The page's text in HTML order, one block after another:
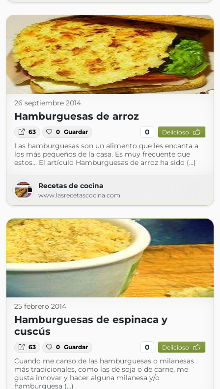
26 septiembre 2014
Hamburguesas de arroz
63 0 Guardar 0 Delicioso
Las hamburguesas son un alimento que les encanta a
los más pequeños de la casa. Es muy frecuente que
estos... El artículo Hamburguesas de arroz ha sido (...)
Recetas de cocina
www.lasrecetascocina.com
25 febrero 2014
Hamburguesas de espinaca y
cuscús
63 0 Guardar 0 Delicioso
Cuando me canso de las hamburguesas o milanesas
más tradicionales, como las de soja o de carne, me
gusta innovar y hacer alguna milanesa y/o
hamburguesa (...)